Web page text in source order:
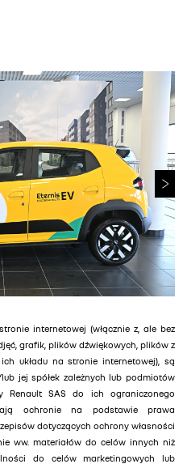
internetowej (włącznie z, ale bez
grafik, plików dźwiękowych, plików z
układu na stronie internetowej), są
jej spółek zależnych lub podmiotów
Renault SAS do ich ograniczonego
ochronie na podstawie prawa
dotyczących ochrony własności
ww. materiałów do celów innych niż
do celów marketingowych lub